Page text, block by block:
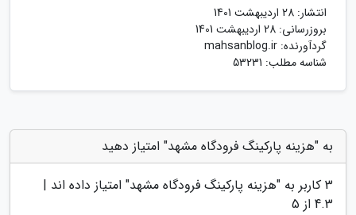
انتشار: 28 اردیبهشت 1401
بروزرسانی: 28 اردیبهشت 1401
گردآورنده: mahsanblog.ir
شناسه مطلب: 53231
به "هزینه پارکینگ فرودگاه مشهد" امتیاز دهید
3 کاربر به "هزینه پارکینگ فرودگاه مشهد" امتیاز داده اند |
4.3 از 5